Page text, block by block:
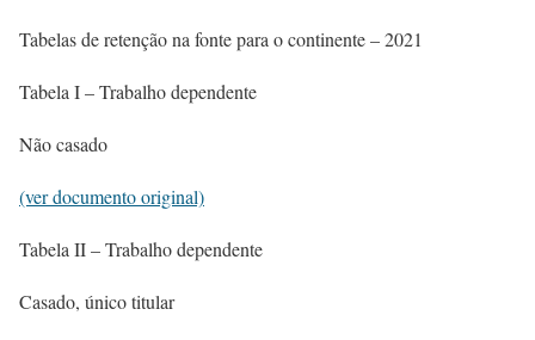
Tabelas de retenção na fonte para o continente – 2021
Tabela I – Trabalho dependente
Não casado
(ver documento original)
Tabela II – Trabalho dependente
Casado, único titular